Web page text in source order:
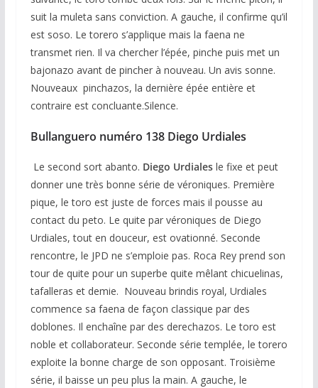
suit la muleta sans conviction. A gauche, il confirme qu’il
est soso. Le torero s’applique mais la faena ne
transmet rien. Il va chercher l’épée, pinche puis met un
bajonazo avant de pincher à nouveau. Un avis sonne.
Nouveaux pinchazos, la dernière épée entière et
contraire est concluante.Silence.
Bullanguero numéro 138 Diego Urdiales
Le second sort abanto. Diego Urdialesle fixe et peut
donner une très bonne série de véroniques. Première
pique, le toro est juste de forces mais il pousse au
contact du peto. Le quite par véroniques de Diego
Urdiales, tout en douceur, est ovationné. Seconde
rencontre, le JPD ne s’emploie pas. Roca Rey prend son
tour de quite pour un superbe quite mêlant chicuelinas,
tafalleras et demie. Nouveau brindis royal, Urdiales
commence sa faena de façon classique par des
doblones. Il enchaîne par des derechazos. Le toro est
noble et collaborateur. Seconde série templée, le torero
exploite la bonne charge de son opposant. Troisième
série, il baisse un peu plus la main. A gauche, le